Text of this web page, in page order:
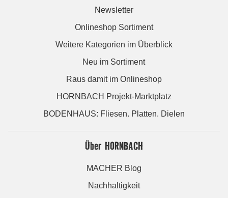
Newsletter
Onlineshop Sortiment
Weitere Kategorien im Überblick
Neu im Sortiment
Raus damit im Onlineshop
HORNBACH Projekt-Marktplatz
BODENHAUS: Fliesen. Platten. Dielen
Über HORNBACH
MACHER Blog
Nachhaltigkeit